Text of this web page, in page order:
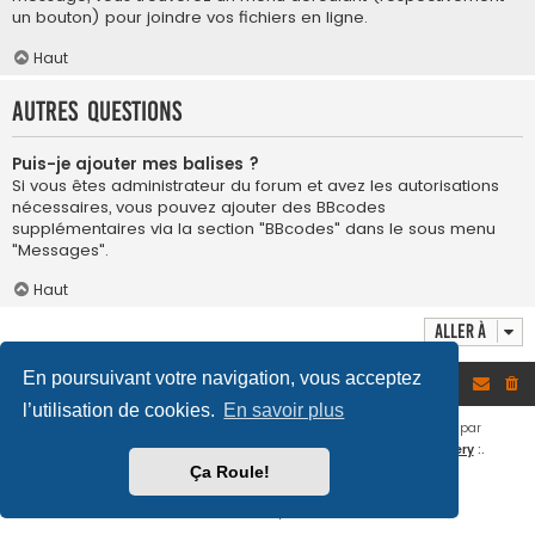
En poursuivant votre navigation, vous acceptez
l’utilisation de cookies. En savoir plus
Ça Roule!
un bouton) pour joindre vos fichiers en ligne.
Haut
Autres questions
Puis-je ajouter mes balises ?
Si vous êtes administrateur du forum et avez les autorisations
nécessaires, vous pouvez ajouter des BBcodes
supplémentaires via la section "BBcodes" dans le sous menu
"Messages".
Haut
Aller à
Portail Index du forum
Thème Flat Style par
::Portail parBoard3 Portal::Galerie par phpBB Gallery:.
phpBB® Forum Software © phpBB Limited
Traduit parphpBB-fr.com
Confidentialité|Conditions